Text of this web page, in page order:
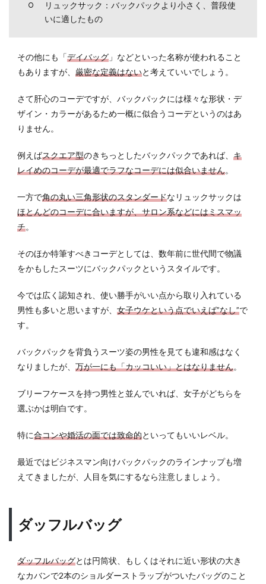
リュックサック：バックパックより小さく、普段使
いに適したもの
その他にも「デイバッグ 」などといった名称が使われること
もありますが、 厳密な定義はないと考えていいでしょう。
さて肝心のコーデですが、バックパックには様々な形状・デ
ザイン・カラーがあるため一概に似合うコーデというのはあ
りません。
例えばスクエア型のきちっとしたバックパックであれば、 キ
レイめのコーデが最適でラフなコーデには似合いません。
一方で角の丸い三角形状のスタンダードなリュックサックは
ほとんどのコーデに合いますが、サロン系などにはミスマッ
チ。
そのほか特筆すべきコーデとしては、数年前に世代間で物議
をかもしたスーツにバックパックというスタイルです。
今では広く認知され、使い勝手がいい点から取り入れている
男性も多いと思いますが、 女子ウケという点でいえば”なし”で
す。
バックパックを背負うスーツ姿の男性を見ても違和感はなく
なりましたが、 万が一にも「カッコいい」とはなりません。
ブリーフケースを持つ男性と並んでいれば、女子がどちらを
選ぶかは明白です。
特に合コンや婚活の面では致命的といってもいいレベル。
最近ではビジネスマン向けバックパックのラインナップも増
えてきましたが、人目を気にするなら注意しましょう。
ダッフルバッグ
ダッフルバッグとは円筒状、もしくはそれに近い形状の大き
なカバンで2本のショルダーストラップがついたバッグのこと